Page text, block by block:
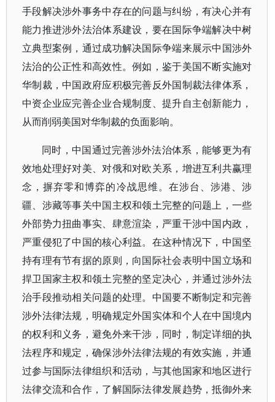
手段解决涉外事务中存在的问题与纠纷，有决心并有
能力推进涉外法治体系建设，要在国际争端解决中树
立典型案例，通过成功解决国际争端来展示中国涉外
法治的公正性和高效性。例如，鉴于美国不断实施对
华制裁，中国政府应积极完善反外国制裁法律体系，
中资企业应完善企业合规制度、提升自主创新能力，
从而削弱美国对华制裁的负面影响。
同时，中国通过完善涉外法治体系，能够更为有
效地处理好对美、对俄和对欧关系，增进互利共赢理
念，摒弃零和博弈的冷战思维。在涉台、涉港、涉
疆、涉藏等事关中国主权和领土完整的问题上，一些
外部势力扭曲事实、肆意渲染，严重干涉中国内政，
严重侵犯了中国的核心利益。在这种情况下，中国坚
持有理有节有据的原则，向国际社会表明中国立场和
捍卫国家主权和领土完整的坚定决心，并通过涉外法
治手段推动相关问题的处理。中国要不断制定和完善
涉外法律法规，明确规定外国实体和个人在中国境内
的权利和义务，避免外来干涉，同时，制定详细的执
法程序和规定，确保涉外法律法规的有效实施，并通
过参与国际法律组织和活动，与其他国家和地区进行
法律交流和合作，了解国际法律发展趋势，抵御外来